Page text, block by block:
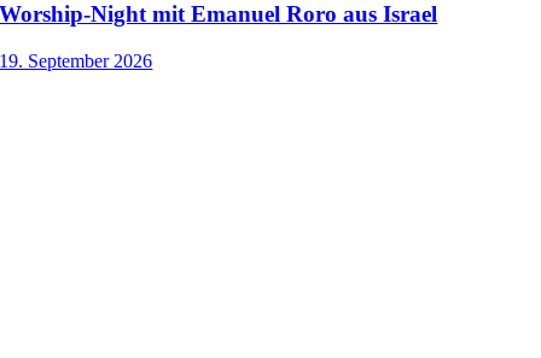
Worship-Night mit Emanuel Roro aus Israel
19. September 2026